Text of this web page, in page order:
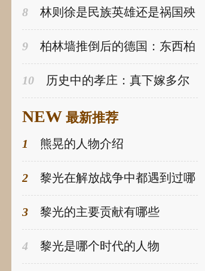
8
林则徐是民族英雄还是祸国殃
民的罪人？
9
柏林墙推倒后的德国：东西柏
林人几乎不通婚
10
历史中的孝庄：真下嫁多尔
衮？姐妹恩怨之真相
NEW 最新推荐
1 熊晃的人物介绍
2
黎光在解放战争中都遇到过哪
些挑战
3
黎光的主要贡献有哪些
4 黎光是哪个时代的人物